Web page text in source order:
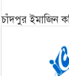
চাঁদপুর ইমাজিন